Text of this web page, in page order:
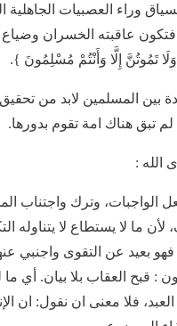
وراء العصبيات الجاهلية
فتكون عاقبته الخسران
تَمُوتُنَّ إِلَّا وَأَنْتُمْ مُسْلِمُونَ }.
بين المسلمين لابد من تحقيق
لم تبق هناك امة تقوم بدورها.
الله :
الواجبات، وترك واجتناب
لأن ما لا يستطاع لا يتناوله
فهو بعيد عن التقوى واجنبي
: قبح العقاب بلا بيان. أي
العبد، فلا معنى ان نقول: ان